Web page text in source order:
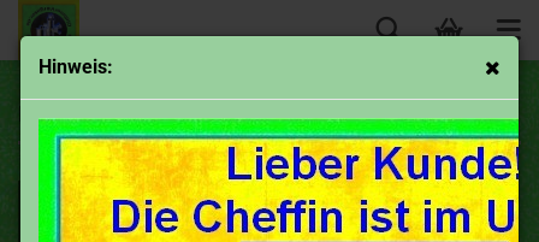
Hinweis:
Bremsen und Teile